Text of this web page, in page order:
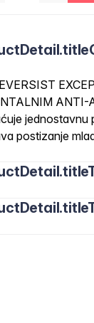
ANTI-
jednostavnu
postizanje